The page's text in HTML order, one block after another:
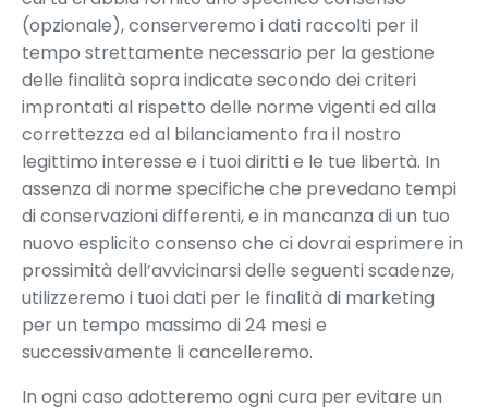
(opzionale), conserveremo i dati raccolti per il
tempo strettamente necessario per la gestione
delle finalità sopra indicate secondo dei criteri
improntati al rispetto delle norme vigenti ed alla
correttezza ed al bilanciamento fra il nostro
legittimo interesse e i tuoi diritti e le tue libertà. In
assenza di norme specifiche che prevedano tempi
di conservazioni differenti, e in mancanza di un tuo
nuovo esplicito consenso che ci dovrai esprimere in
prossimità dell’avvicinarsi delle seguenti scadenze,
utilizzeremo i tuoi dati per le finalità di marketing
per un tempo massimo di 24 mesi e
successivamente li cancelleremo.
In ogni caso adotteremo ogni cura per evitare un